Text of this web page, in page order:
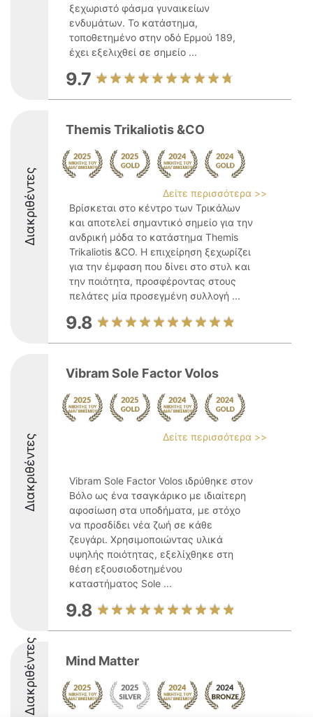
ξεχωριστό φάσμα γυναικείων
ενδυμάτων. Το κατάστημα,
τοποθετημένο στην οδό Ερμού 189,
έχει εξελιχθεί σε σημείο ...
9.7
Διακριθέντες
Themis Trikaliotis &CO
Δείτε περισσότερα >>
Βρίσκεται στο κέντρο των Τρικάλων
και αποτελεί σημαντικό σημείο για την
ανδρική μόδα το κατάστημα Themis
Trikaliotis &CO. Η επιχείρηση ξεχωρίζει
για την έμφαση που δίνει στο στυλ και
την ποιότητα, προσφέροντας στους
πελάτες μία προσεγμένη συλλογή ...
9.8
Διακριθέντες
Vibram Sole Factor Volos
Δείτε περισσότερα >>
Vibram Sole Factor Volos ιδρύθηκε στον
Βόλο ως ένα τσαγκάρικο με ιδιαίτερη
αφοσίωση στα υποδήματα, με στόχο
να προσδίδει νέα ζωή σε κάθε
ζευγάρι. Χρησιμοποιώντας υλικά
υψηλής ποιότητας, εξελίχθηκε στη
θέση εξουσιοδοτημένου
καταστήματος Sole ...
9.8
Διακριθέντες Mind Matter